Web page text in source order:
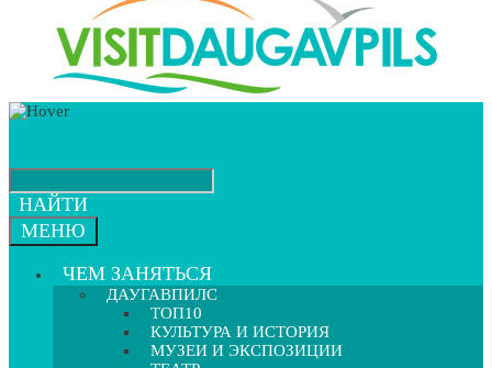
НАЙТИ
МЕНЮ
ЧЕМ ЗАНЯТЬСЯ
ДАУГАВПИЛС
ТОП10
КУЛЬТУРА И ИСТОРИЯ
МУЗЕИ И ЭКСПОЗИЦИИ